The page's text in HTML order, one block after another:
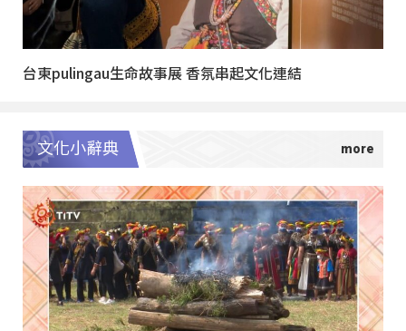
台東pulingau生命故事展 香氛串起文化連結
文化小辭典